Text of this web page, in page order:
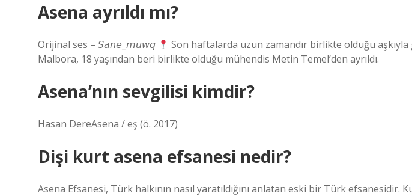
Asena ayrıldı mı?
Orijinal ses – 𝘚𝘢𝘯𝘦_𝘮𝘶𝘸𝘲
Son haftalarda uzun zamandır birlikte olduğu aşkıyla
Malbora, 18 yaşından beri birlikte olduğu mühendis Metin Temel’den ayrıldı.
Asena’nın sevgilisi kimdir?
Hasan DereAsena / eş (ö. 2017)
Dişi kurt asena efsanesi nedir?
Asena Efsanesi, Türk halkının nasıl yaratıldığını anlatan eski bir Türk efsanesidir.